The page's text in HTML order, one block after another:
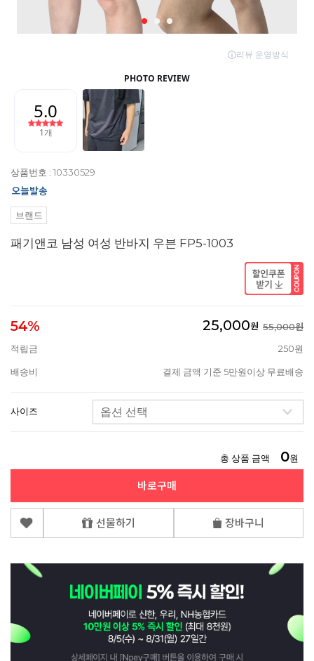
상품번호 : 10330529
브랜드
패기앤코 남성 여성 반바지 우븐 FP5-1003
54% 25,000원 55,000원
적립금
250원
배송비 결제 금액 기준 5만원이상 무료배송
사이즈
총 상품 금액 0원
바로구매
선물하기 장바구니